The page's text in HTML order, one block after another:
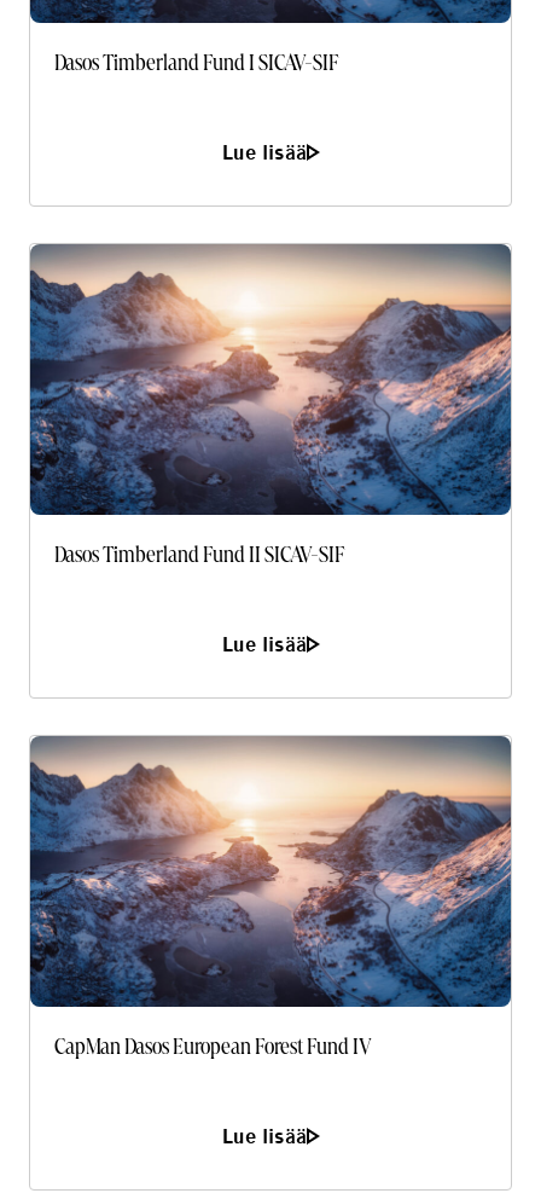
Dasos Timberland Fund I SICAV-SIF
Lue lisää
Dasos Timberland Fund II SICAV-SIF
Lue lisää
CapMan Dasos European Forest Fund IV
Lue lisää